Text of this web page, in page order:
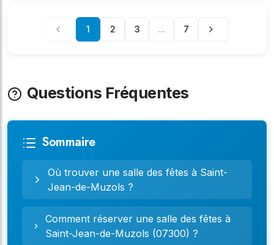
1 2 3 ... 7
Questions Fréquentes
Sommaire
Où trouver une salle des fêtes à Saint-
Jean-de-Muzols ?
Comment réserver une salle des fêtes à
Saint-Jean-de-Muzols (07300) ?